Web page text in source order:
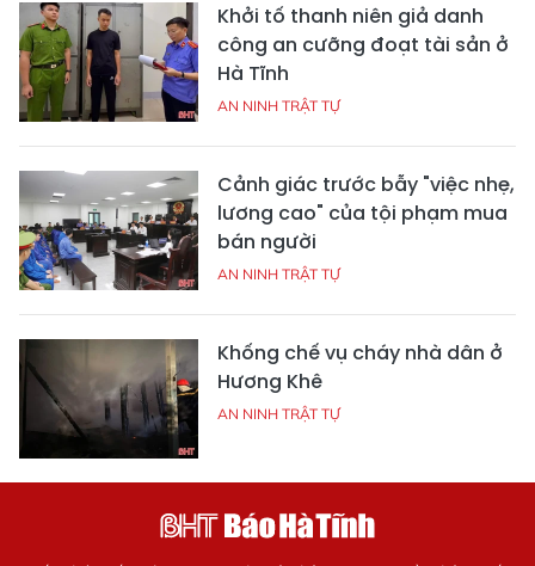
Khởi tố thanh niên giả danh
công an cưỡng đoạt tài sản ở
Hà Tĩnh
AN NINH TRẬT TỰ
Cảnh giác trước bẫy "việc nhẹ,
lương cao" của tội phạm mua
bán người
AN NINH TRẬT TỰ
Khống chế vụ cháy nhà dân ở
Hương Khê
AN NINH TRẬT TỰ